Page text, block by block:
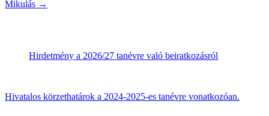
Mikulás →
Hirdetmény a 2026/27 tanévre való beiratkozásról
Hivatalos körzethatárok a 2024-2025-es tanévre vonatkozóan.